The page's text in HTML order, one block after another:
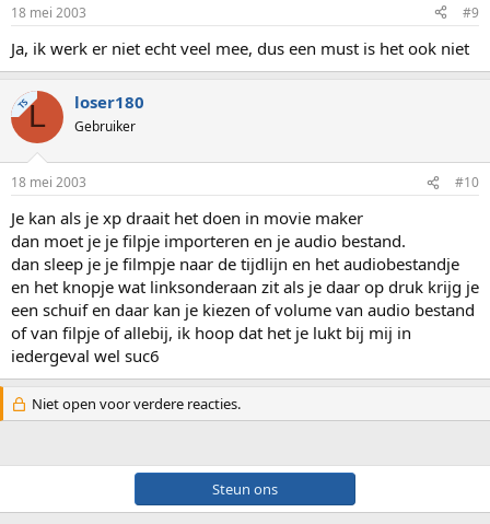
18 mei 2003 #9
Ja, ik werk er niet echt veel mee, dus een must is het ook niet
TSL loser180
Gebruiker
18 mei 2003 #10
Je kan als je xp draait het doen in movie maker
dan moet je je filpje importeren en je audio bestand.
dan sleep je je filmpje naar de tijdlijn en het audiobestandje
en het knopje wat linksonderaan zit als je daar op druk krijg je
een schuif en daar kan je kiezen of volume van audio bestand
of van filpje of allebij, ik hoop dat het je lukt bij mij in
iedergeval wel suc6
Niet open voor verdere reacties.
Steun ons